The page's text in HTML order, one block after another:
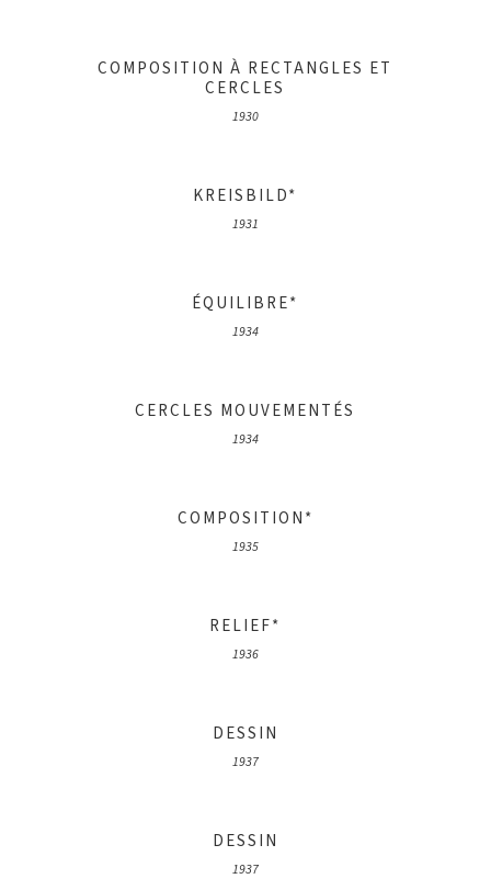
COMPOSITION À RECTANGLES ET
CERCLES
1930
KREISBILD*
1931
ÉQUILIBRE*
1934
CERCLES MOUVEMENTÉS
1934
COMPOSITION*
1935
RELIEF*
1936
DESSIN
1937
DESSIN
1937